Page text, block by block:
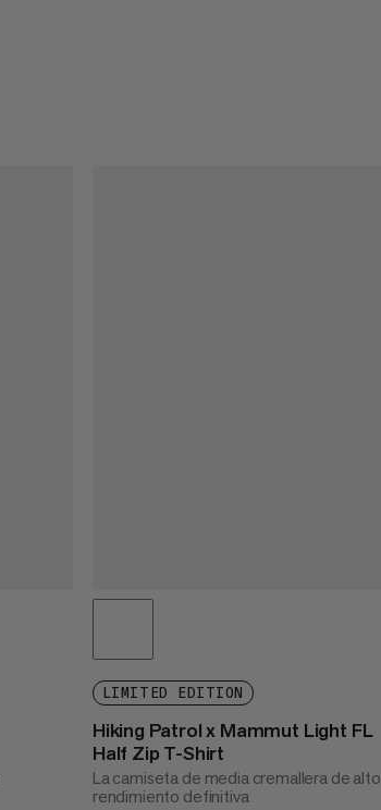
LIMITED EDITION
Hiking Patrol x Mammut Light FL
Half Zip T-Shirt
La camiseta de media cremallera de alto
rendimiento definitiva